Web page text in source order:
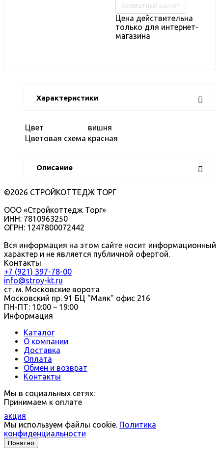
Бесплатный расчет
Цена действительна
только для интернет-
магазина
Характеристики
Цвет
вишня
Цветовая схема красная
Описание
©2026 СТРОЙКОТТЕДЖ ТОРГ
ООО «Стройкоттедж Торг»
ИНН: 7810963250
ОГРН: 1247800072442
Вся информация на этом сайте носит информационный
характер и не является публичной офертой.
Контакты
+7 (921) 397-78-00
info@stroy-kt.ru
ст. м. Московские ворота
Московский пр. 91 БЦ "Маяк" офис 216
ПН-ПТ: 10:00 – 19:00
Информация
Каталог
О компании
Доставка
Оплата
Обмен и возврат
Контакты
Мы в социальных сетях:
Принимаем к оплате
акция
Мы используем файлы cookie. Политика
конфиденциальности
Понятно